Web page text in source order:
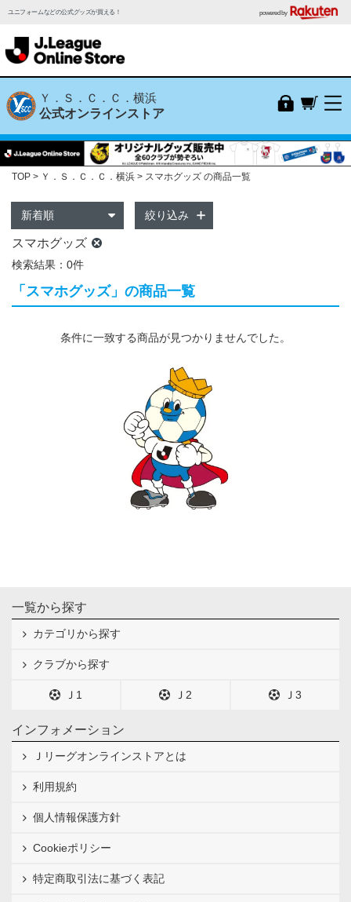
ユニフォームなどの公式グッズが買える！ powered by
Ｙ．Ｓ．Ｃ．Ｃ．横浜
公式オンラインストア
TOP Ｙ．Ｓ．Ｃ．Ｃ．横浜 スマホグッズ の商品一覧
絞り込み
スマホグッズ
検索結果：0件
「スマホグッズ」の商品一覧
条件に一致する商品が見つかりませんでした。
一覧から探す
カテゴリから探す
クラブから探す
Ｊ1 Ｊ2 Ｊ3
インフォメーション
Ｊリーグオンラインストアとは
利用規約
個人情報保護方針
Cookieポリシー
特定商取引法に基づく表記